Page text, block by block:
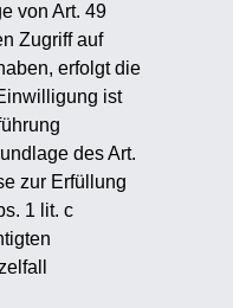
von Art. 49
Zugriff auf
erfolgt die
ist
des Art.
zur Erfüllung
1 lit. c